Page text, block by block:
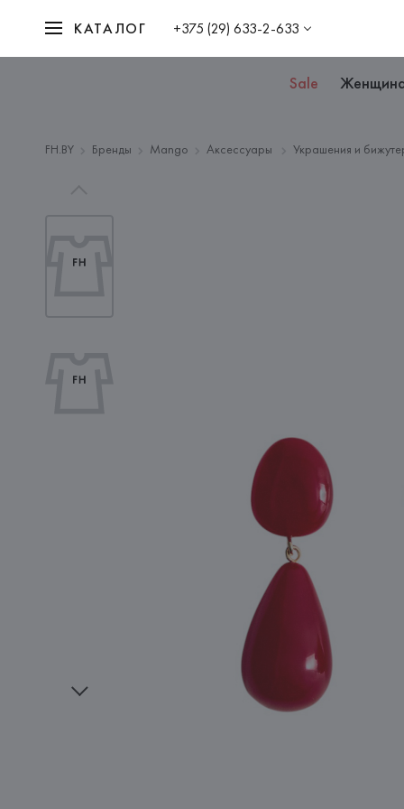
КАТАЛОГ +375 (29) 633-2-633
Sale
FH.BY Бренды Mango Аксессуары Украшения и